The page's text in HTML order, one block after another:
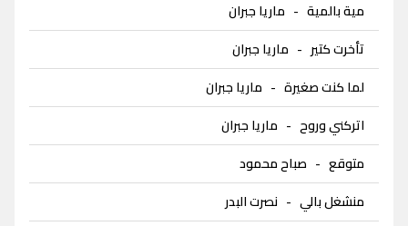
مية بالمية - ماريا جبران
تأخرت كتير - ماريا جبران
لما كنت صغيرة - ماريا جبران
اتركني وروح - ماريا جبران
متوقع - صباح محمود
منشغل بالي - نصرت البدر